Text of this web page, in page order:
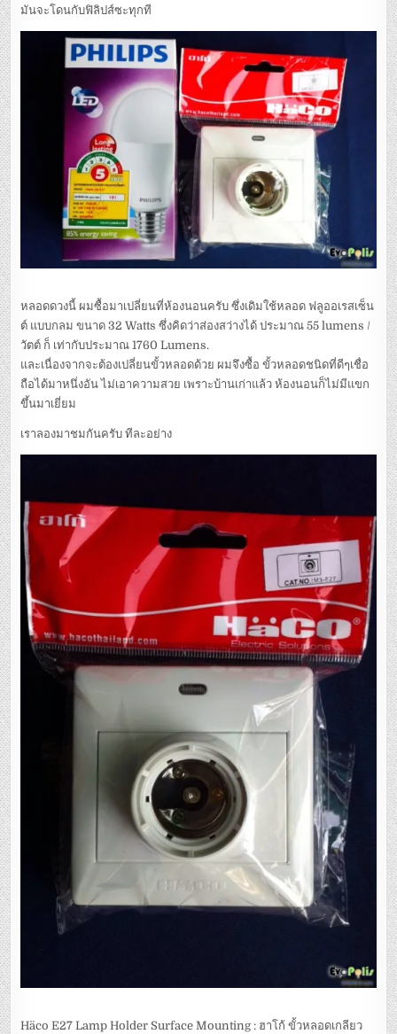
แอ
อีดี
14วัตต์
ฟิ
ลิ
ปส์.
มันจะโดนกับฟิลิปส์ซะทุกที
หลอดดวงนี้ ผมซื้อมาเปลี่ยนที่ห้องนอนครับ ซึ่งเดิมใช้หลอด ฟลูออเรสเซ็น
ต์ แบบกลม ขนาด 32 Watts ซึ่งคิดว่าส่องสว่างได้ ประมาณ 55 lumens /
วัตต์ ก็ เท่ากับประมาณ 1760 Lumens.
และเนื่องจากจะต้องเปลี่ยนขั้วหลอดด้วย ผมจึงซื้อ ขั้วหลอดชนิดที่ดีๆเชื่อ
ถือได้มาหนึ่งอัน ไม่เอาความสวย เพราะบ้านเก่าแล้ว ห้องนอนก็ไม่มีแขก
ขึ้นมาเยี่ยม
เราลองมาชมกันครับ ทีละอย่าง
Häco E27 Lamp Holder Surface Mounting : ฮาโก้ ขั้วหลอดเกลียว